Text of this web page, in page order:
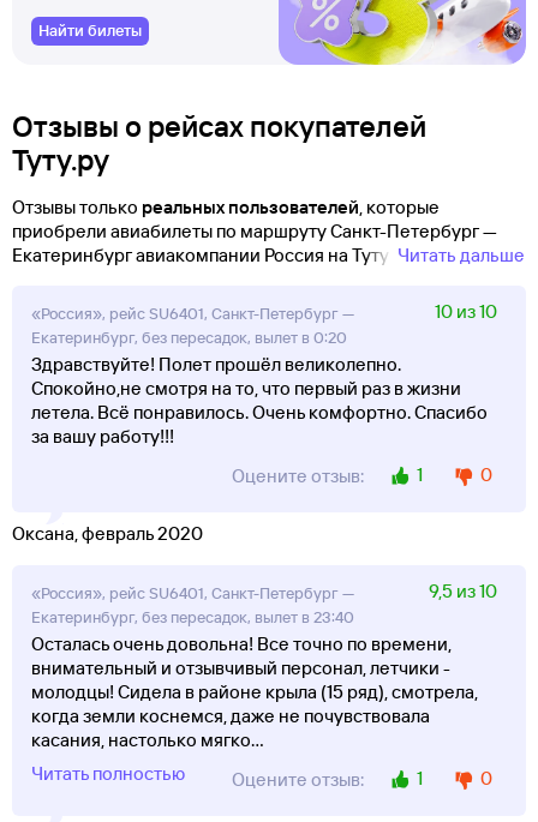
Найти билеты
Отзывы о рейсах покупателей
Туту.ру
Отзывы только реальных пользователей, которые
приобрели авиабилеты по маршруту Санкт-Петербург —
Екатеринбург авиакомпании Россия на Туту! Читать дальше
«Россия», рейс SU6401, Санкт-Петербург —
Екатеринбург, без пересадок, вылет в 0:20
10 из 10
Здравствуйте! Полет прошёл великолепно.
Спокойно,не смотря на то, что первый раз в жизни
летела. Всё понравилось. Очень комфортно. Спасибо
за вашу работу!!!
Оцените отзыв:
1 0
Оксана, февраль 2020
«Россия», рейс SU6401, Санкт-Петербург —
Екатеринбург, без пересадок, вылет в 23:40
9,5 из 10
Осталась очень довольна! Все точно по времени,
внимательный и отзывчивый персонал, летчики -
молодцы! Сидела в районе крыла (15 ряд), смотрела,
когда земли коснемся, даже не почувствовала
касания, настолько мягко...
Читать полностью
Оцените отзыв: 1 0